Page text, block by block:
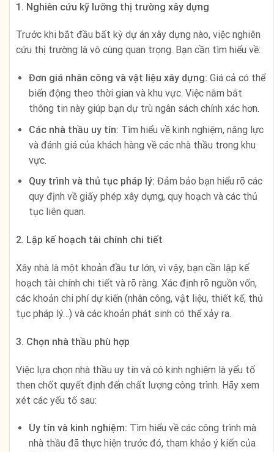
1. Nghiên cứu kỹ lưỡng thị trường xây dựng
Trước khi bắt đầu bất kỳ dự án xây dựng nào, việc nghiên
cứu thị trường là vô cùng quan trọng. Bạn cần tìm hiểu về:
Đơn giá nhân công và vật liệu xây dựng: Giá cả có thể
biến động theo thời gian và khu vực. Việc nắm bắt
thông tin này giúp bạn dự trù ngân sách chính xác hơn.
Các nhà thầu uy tín: Tìm hiểu về kinh nghiệm, năng lực
và đánh giá của khách hàng về các nhà thầu trong khu
vực.
Quy trình và thủ tục pháp lý: Đảm bảo bạn hiểu rõ các
quy định về giấy phép xây dựng, quy hoạch và các thủ
tục liên quan.
2. Lập kế hoạch tài chính chi tiết
Xây nhà là một khoản đầu tư lớn, vì vậy, bạn cần lập kế
hoạch tài chính chi tiết và rõ ràng. Xác định rõ nguồn vốn,
các khoản chi phí dự kiến (nhân công, vật liệu, thiết kế, thủ
tục pháp lý…) và các khoản phát sinh có thể xảy ra.
3. Chọn nhà thầu phù hợp
Việc lựa chọn nhà thầu uy tín và có kinh nghiệm là yếu tố
then chốt quyết định đến chất lượng công trình. Hãy xem
xét các yếu tố sau:
Uy tín và kinh nghiệm: Tìm hiểu về các công trình mà
nhà thầu đã thực hiện trước đó, tham khảo ý kiến của